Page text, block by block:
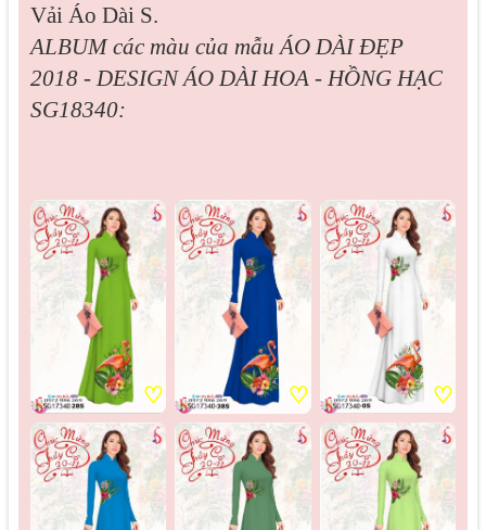
Vải Áo Dài S.
ALBUM các màu của mẫu ÁO DÀI ĐẸP
2018 - DESIGN ÁO DÀI HOA - HỒNG HẠC
SG18340:
♡ ♡ ♡